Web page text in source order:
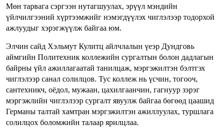
Мөн тарвага сэргээн нутагшуулах, эрүүл мэндийн
үйлчилгээний хүртээмжийг нэмэгдүүлэх чиглэлээр тодорхой
ажлуудыг хэрэгжүүлж байгаа юм.
Элчин сайд Хэльмут Кулитц айлчлалын үеэр Дундговь
аймгийн Политехник коллежийн сургалтын болон дадлагын
байрны үйл ажиллагаатай танилцаж, мэргэжилтэн бэлтгэх
чиглэлээр санал солилцов. Тус коллеж нь үсчин, тогооч,
сантехникч, оёдол, мужаан, цахилгаанчин, гагнуур зэрэг
мэргэжлийн чиглэлээр сургалт явуулж байгаа бөгөөд цаашид
Германы талтай хамтран мэргэжилтэн ажиллуулах, туршлага
солилцох боломжийн талаар ярилцлаа.